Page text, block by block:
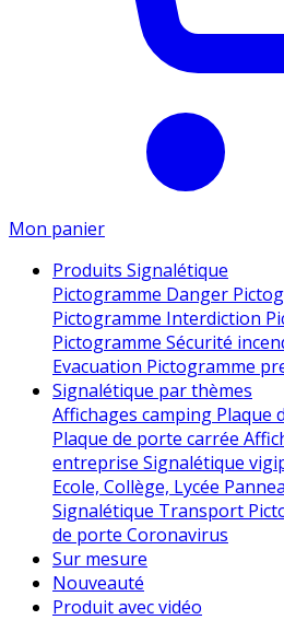
Mon panier
Produits Signalétique
Pictogramme Danger
Pictogramme Interdiction
Pictogramme Sécurité
Evacuation Pictogramme
Signalétique par thèmes
Affichages camping Plaque
Plaque de porte carrée
entreprise Signalétique
Ecole, Collège, Lycée
Signalétique Transport
de porte Coronavirus
Sur mesure
Nouveauté
Produit avec vidéo